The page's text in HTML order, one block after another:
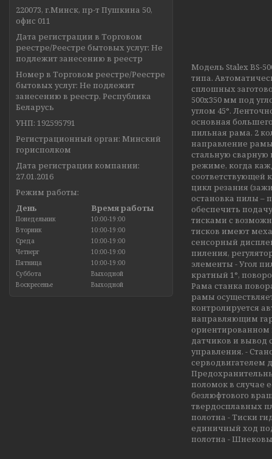
Модель Stalex BS-
типа.
сплошных
500x350 мм под
углом 45°.
основная
пильная рама. 2
направление
стальную
режиме, когда
соответствующей
цикл резания
остановка пилы –
обеспечить
тисками с
тисков имеют
сенсорный
пиления,
элементы - Угол
кратный 1°,
Рама станка
рамы
контролируется
направляющим
ориентированном
датчиков и вывод
управления. -
серводвигателем
поломок в случае
безлюфтового
твердосплавных
полотна - Тиски
единичный ход
полотна -
220073, г.Минск, пр-т Пушкина 50,
офис 011
Дата регистрации в Торговом
реестре/Реестре бытовых услуг: Не
подлежит занесению в реестр
Номер в Торговом реестре/Реестре
бытовых услуг: Не подлежит
занесению в реестр, Республика
Беларусь
УНП: 192595791
Регистрационный орган: Минский
горисполком
Дата регистрации компании:
27.01.2016
Режим работы:
День
Время работы
Понедельник
10:00-19:00
Вторник
10:00-19:00
Среда
10:00-19:00
Четверг
10:00-19:00
Пятница
10:00-19:00
Суббота
Выходной
Воскресенье
Выходной